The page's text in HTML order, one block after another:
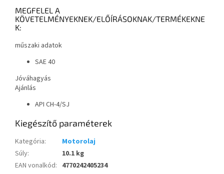
MEGFELEL A
KÖVETELMÉNYEKNEK/ELŐÍRÁSOKNAK/TERMÉKEKNE
K:
műszaki adatok
SAE 40
Jóváhagyás
Ajánlás
API CH-4/SJ
Kiegészítő paraméterek
Kategória:
Motorolaj
Súly:
10.1 kg
EAN vonalkód: 4770242405234